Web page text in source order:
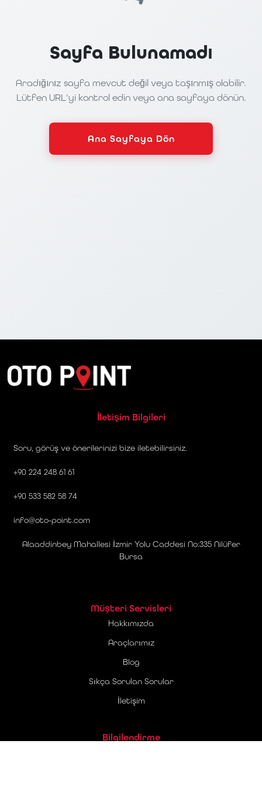
Sayfa Bulunamadı
Aradığınız sayfa mevcut değil veya taşınmış olabilir.
Lütfen URL'yi kontrol edin veya ana sayfaya dönün.
Ana Sayfaya Dön
İletişim Bilgileri
Soru, görüş ve önerilerinizi bize iletebilirsiniz.
+90 224 248 61 61
+90 533 582 58 74
info@oto-point.com
Alaaddinbey Mahallesi İzmir Yolu Caddesi No:335 Nilüfer
Bursa
Müşteri Servisleri
Hakkımızda
Araçlarımız
Blog
Sıkça Sorulan Sorular
İletişim
Bilgilendirme